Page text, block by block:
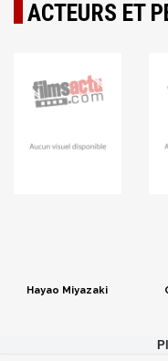
ACTEURS ET
Hayao Miyazaki